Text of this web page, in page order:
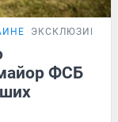
ЭКСКЛЮЗИВ
ФСБ